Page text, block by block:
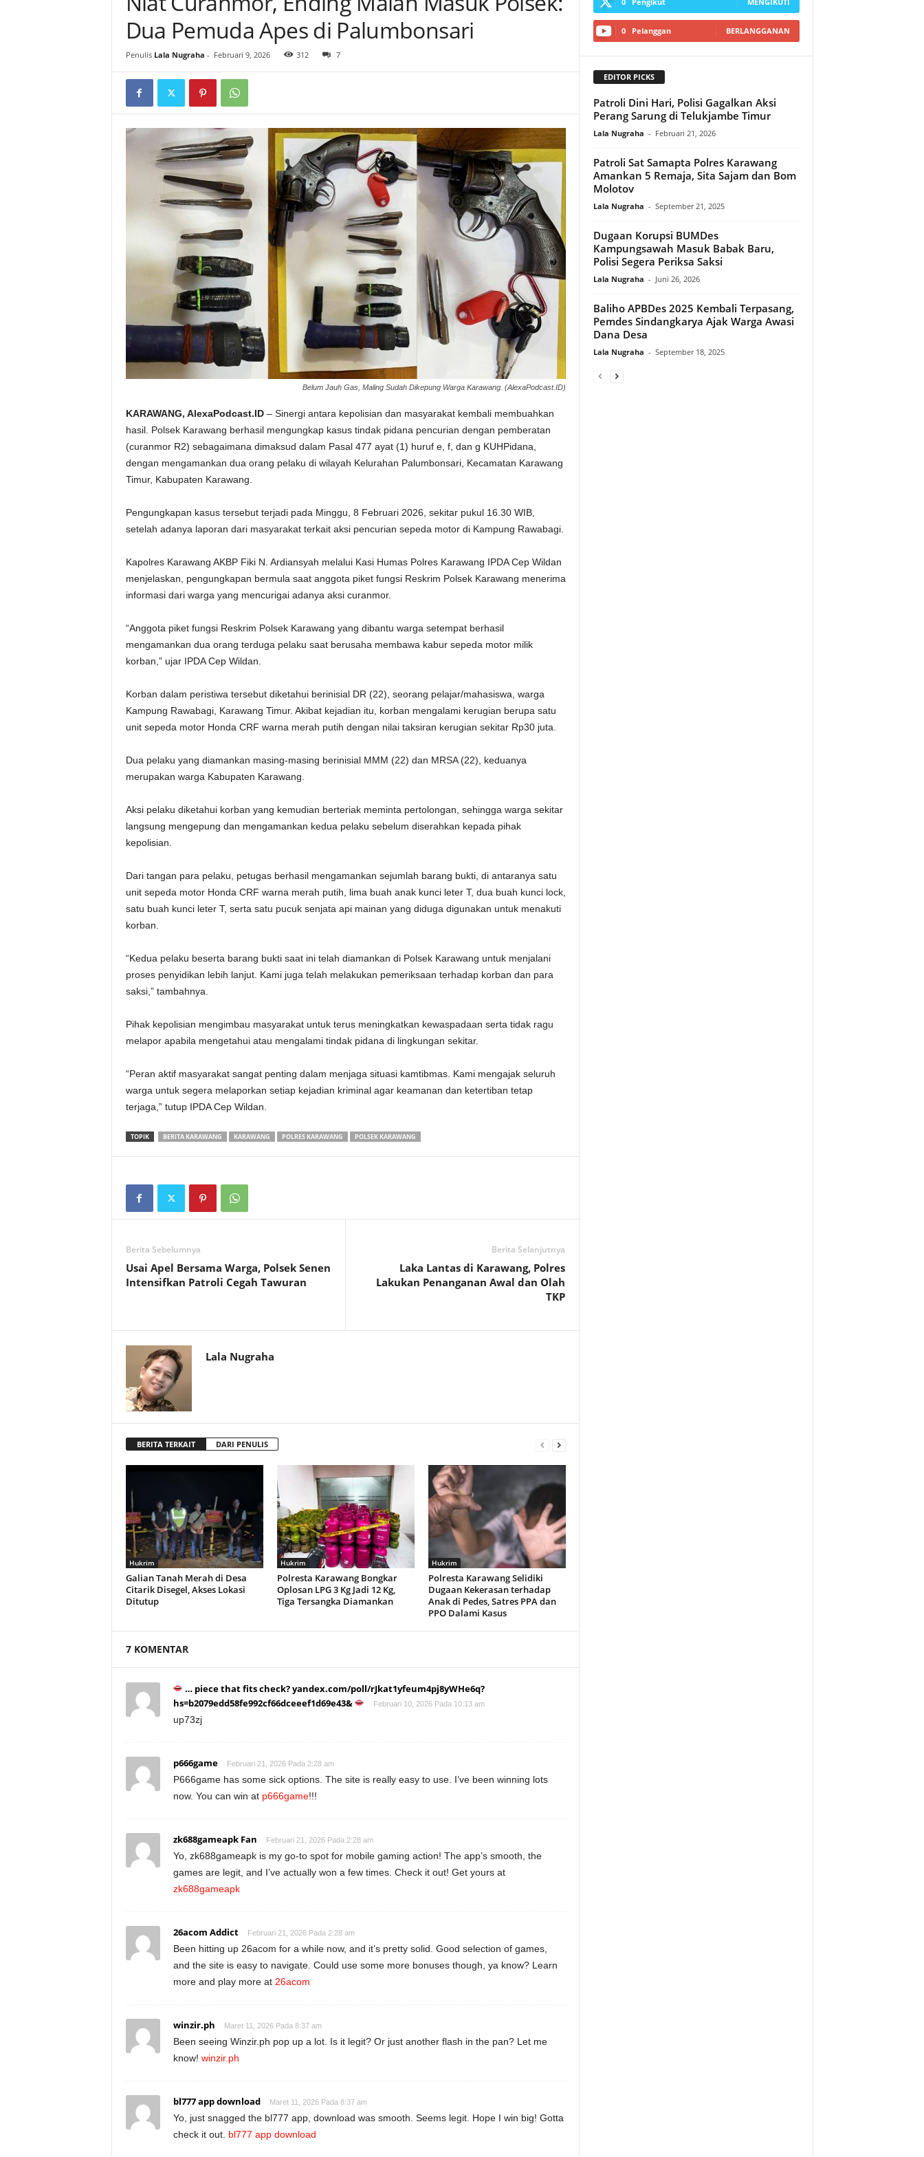
Dua Pemuda Apes di Palumbonsari‎
Penulis Lala Nugraha - Februari 9, 2026 312 7
Belum Jauh Gas, Maling Sudah Dikepung Warga Karawang. (AlexaPodcast.ID)
KARAWANG, AlexaPodcast.ID – Sinergi antara kepolisian dan masyarakat kembali membuahkan
hasil. Polsek Karawang berhasil mengungkap kasus tindak pidana pencurian dengan pemberatan
(curanmor R2) sebagaimana dimaksud dalam Pasal 477 ayat (1) huruf e, f, dan g KUHPidana,
dengan mengamankan dua orang pelaku di wilayah Kelurahan Palumbonsari, Kecamatan Karawang
Timur, Kabupaten Karawang.
‎Pengungkapan kasus tersebut terjadi pada Minggu, 8 Februari 2026, sekitar pukul 16.30 WIB,
setelah adanya laporan dari masyarakat terkait aksi pencurian sepeda motor di Kampung Rawabagi.
‎Kapolres Karawang AKBP Fiki N. Ardiansyah melalui Kasi Humas Polres Karawang IPDA Cep Wildan
menjelaskan, pengungkapan bermula saat anggota piket fungsi Reskrim Polsek Karawang menerima
informasi dari warga yang mencurigai adanya aksi curanmor.
‎“Anggota piket fungsi Reskrim Polsek Karawang yang dibantu warga setempat berhasil
mengamankan dua orang terduga pelaku saat berusaha membawa kabur sepeda motor milik
korban,” ujar IPDA Cep Wildan.
‎Korban dalam peristiwa tersebut diketahui berinisial DR (22), seorang pelajar/mahasiswa, warga
Kampung Rawabagi, Karawang Timur. Akibat kejadian itu, korban mengalami kerugian berupa satu
unit sepeda motor Honda CRF warna merah putih dengan nilai taksiran kerugian sekitar Rp30 juta.
‎Dua pelaku yang diamankan masing-masing berinisial MMM (22) dan MRSA (22), keduanya
merupakan warga Kabupaten Karawang.
Aksi pelaku diketahui korban yang kemudian berteriak meminta pertolongan, sehingga warga sekitar
langsung mengepung dan mengamankan kedua pelaku sebelum diserahkan kepada pihak
kepolisian.
‎Dari tangan para pelaku, petugas berhasil mengamankan sejumlah barang bukti, di antaranya satu
unit sepeda motor Honda CRF warna merah putih, lima buah anak kunci leter T, dua buah kunci lock,
satu buah kunci leter T, serta satu pucuk senjata api mainan yang diduga digunakan untuk menakuti
korban.
‎“Kedua pelaku beserta barang bukti saat ini telah diamankan di Polsek Karawang untuk menjalani
proses penyidikan lebih lanjut. Kami juga telah melakukan pemeriksaan terhadap korban dan para
saksi,” tambahnya.
‎Pihak kepolisian mengimbau masyarakat untuk terus meningkatkan kewaspadaan serta tidak ragu
melapor apabila mengetahui atau mengalami tindak pidana di lingkungan sekitar.
‎“Peran aktif masyarakat sangat penting dalam menjaga situasi kamtibmas. Kami mengajak seluruh
warga untuk segera melaporkan setiap kejadian kriminal agar keamanan dan ketertiban tetap
terjaga,” tutup IPDA Cep Wildan.
TOPIK BERITA KARAWANG KARAWANG POLRES KARAWANG POLSEK KARAWANG
Berita Sebelumnya
Usai Apel Bersama Warga, Polsek Senen
Intensifkan Patroli Cegah Tawuran
Berita Selanjutnya
Laka Lantas di Karawang, Polres
Lakukan Penanganan Awal dan Olah
TKP
Lala Nugraha
BERITA TERKAIT DARI PENULIS
Hukrim
Galian Tanah Merah di Desa
Citarik Disegel, Akses Lokasi
Ditutup
Hukrim
Polresta Karawang Bongkar
Oplosan LPG 3 Kg Jadi 12 Kg,
Tiga Tersangka Diamankan
Hukrim
Polresta Karawang Selidiki
Dugaan Kekerasan terhadap
Anak di Pedes, Satres PPA dan
PPO Dalami Kasus
7 KOMENTAR
… piece that fits check? yandex.com/poll/rJkat1yfeum4pj8yWHe6q?
hs=b2079edd58fe992cf66dceeef1d69e43&
Februari 10, 2026 Pada 10:13 am
up73zj
p666game Februari 21, 2026 Pada 2:28 am
P666game has some sick options. The site is really easy to use. I’ve been winning lots
now. You can win at p666game!!!
zk688gameapk Fan Februari 21, 2026 Pada 2:28 am
Yo, zk688gameapk is my go-to spot for mobile gaming action! The app’s smooth, the
games are legit, and I’ve actually won a few times. Check it out! Get yours at
zk688gameapk
26acom Addict Februari 21, 2026 Pada 2:28 am
Been hitting up 26acom for a while now, and it’s pretty solid. Good selection of games,
and the site is easy to navigate. Could use some more bonuses though, ya know? Learn
more and play more at 26acom
winzir.ph Maret 11, 2026 Pada 8:37 am
Been seeing Winzir.ph pop up a lot. Is it legit? Or just another flash in the pan? Let me
know! winzir.ph
bl777 app download Maret 11, 2026 Pada 8:37 am
Yo, just snagged the bl777 app, download was smooth. Seems legit. Hope I win big! Gotta
check it out. bl777 app download
0 Pelanggan BERLANGGANAN
EDITOR PICKS
Patroli Dini Hari, Polisi Gagalkan Aksi
Perang Sarung di Telukjambe Timur
Lala Nugraha - Februari 21, 2026
Patroli Sat Samapta Polres Karawang
Amankan 5 Remaja, Sita Sajam dan Bom
Molotov‎
Lala Nugraha - September 21, 2025
Dugaan Korupsi BUMDes
Kampungsawah Masuk Babak Baru,
Polisi Segera Periksa Saksi
Lala Nugraha - Juni 26, 2026
Baliho APBDes 2025 Kembali Terpasang,
Pemdes Sindangkarya Ajak Warga Awasi
Dana Desa
Lala Nugraha - September 18, 2025